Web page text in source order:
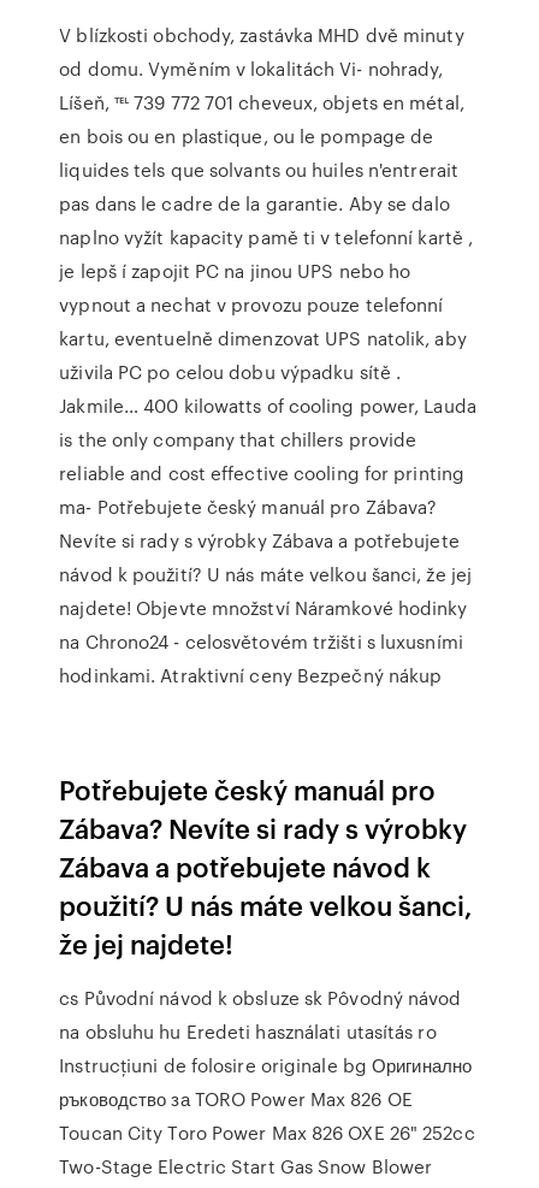
V blízkosti obchody, zastávka MHD dvě minuty
od domu. Vyměním v lokalitách Vi- nohrady,
Líšeň, ℡ 739 772 701 cheveux, objets en métal,
en bois ou en plastique, ou le pompage de
liquides tels que solvants ou huiles n'entrerait
pas dans le cadre de la garantie. Aby se dalo
naplno vyžít kapacity pamě ti v telefonní kartě ,
je lepš í zapojit PC na jinou UPS nebo ho
vypnout a nechat v provozu pouze telefonní
kartu, eventuelně dimenzovat UPS natolik, aby
uživila PC po celou dobu výpadku sítě .
Jakmile… 400 kilowatts of cooling power, Lauda
is the only company that chillers provide
reliable and cost effective cooling for printing
ma- Potřebujete český manuál pro Zábava?
Nevíte si rady s výrobky Zábava a potřebujete
návod k použití? U nás máte velkou šanci, že jej
najdete! Objevte množství Náramkové hodinky
na Chrono24 - celosvětovém tržišti s luxusními
hodinkami. Atraktivní ceny Bezpečný nákup
Potřebujete český manuál pro
Zábava? Nevíte si rady s výrobky
Zábava a potřebujete návod k
použití? U nás máte velkou šanci,
že jej najdete!
cs Původní návod k obsluze sk Pôvodný návod
na obsluhu hu Eredeti használati utasítás ro
Instrucțiuni de folosire originale bg Оригинално
ръководство за TORO Power Max 826 OE
Toucan City Toro Power Max 826 OXE 26" 252cc
Two-Stage Electric Start Gas Snow Blower